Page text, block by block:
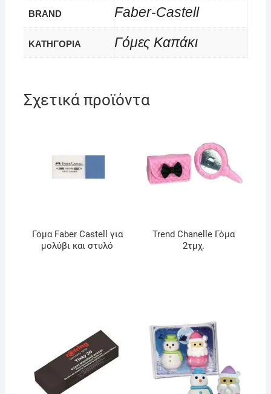
BRAND Faber-Castell
ΚΑΤΗΓΟΡΙΑ Γόμες Καπάκι
Σχετικά προϊόντα
Γόμα Faber Castell για
μολύβι και στυλό
Trend Chanelle Γόμα
2τμχ.